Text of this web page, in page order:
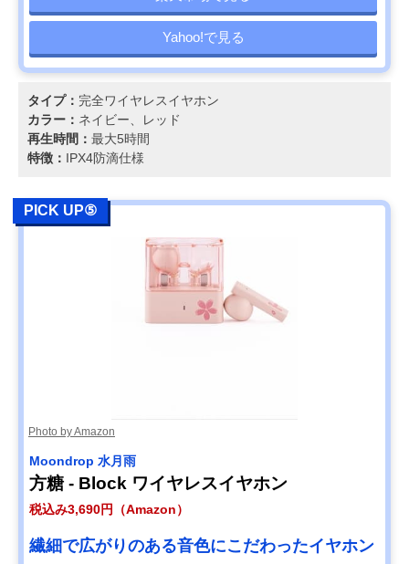
Yahoo!で見る
タイプ： 完全ワイヤレスイヤホン
カラー： ネイビー、レッド
再生時間： 最大5時間
特徴： IPX4防滴仕様
PICK UP⑤
Photo by Amazon
Moondrop 水月雨
方糖 - Block ワイヤレスイヤホン
税込み3,690円（Amazon）
繊細で広がりのある音色にこだわったイヤホン